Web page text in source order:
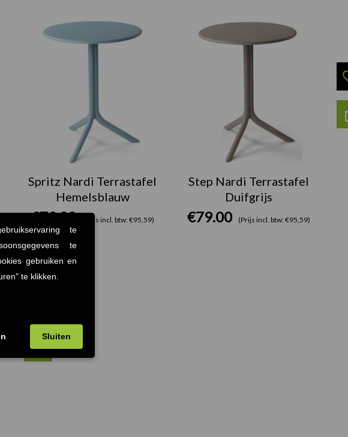
Spritz Nardi Terrastafel
Hemelsblauw
€79.00 (Prijs incl. btw: €95,59)
Step Nardi Terrastafel
Duifgrijs
€79.00 (Prijs incl. btw: €95,59)